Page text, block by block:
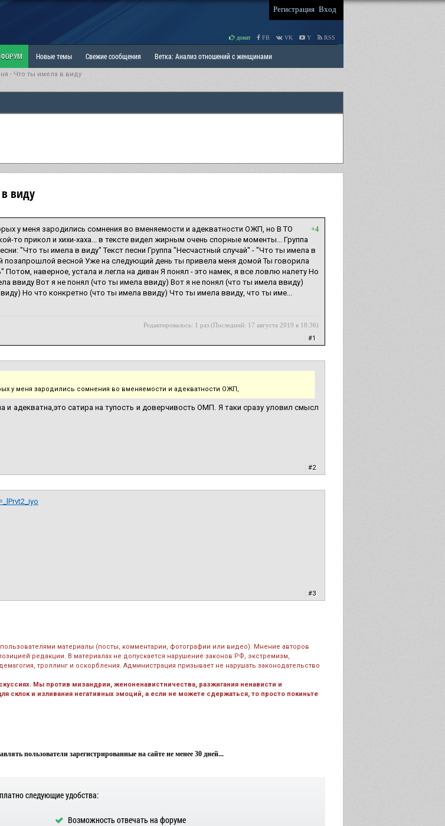
Регистрация Вход
донат FB VK Y RSS
ФОРУМ Новые темы Свежие сообщения Ветка: Анализ отношений с женщинами
РАЗДЕЛ: Мы и Женщины
- Что ты имела в виду
виду
+4
у меня зародились сомнения во вменяемости и адекватности ОЖП, но В ТО
то прикол и хихи-хаха... в тексте видел жирным очень спорные моменты... Группа
"Что ты имела в виду" Текст песни Группа "Несчастный случай" - "Что ты имела в
позапрошлой весной Уже на следующий день ты привела меня домой Ты говорила
Потом, наверное, устала и легла на диван Я понял - это намек, я все ловлю налету Но
ввиду Вот я не понял (что ты имела ввиду) Вот я не понял (что ты имела ввиду)
Но что конкретно (что ты имела ввиду) Что ты имела ввиду, что ты име...
Редактировалось: 1 раз (Последний: 17 августа 2019 в 18:36)
#1
у меня зародились сомнения во вменяемости и адекватности ОЖП,
адекватна,это сатира на тупость и доверчивость ОМП. Я таки сразу уловил смысл
#2
#3
материалы (посты, комментарии, фотографии или видео). Мнение авторов
редакции. В материалах не допускается нарушение законов РФ, экстремизм,
троллинг и оскорбления. Администрация призывает не нарушать законодательство
Мы против мизандрии, женоненавистничества, разжигания ненависти и
и изливания негативных эмоций, а если не можете сдержаться, то просто покиньте
пользователи зарегистрированные на сайте не менее 30 дней...
следующие удобства:
Возможность отвечать на форуме